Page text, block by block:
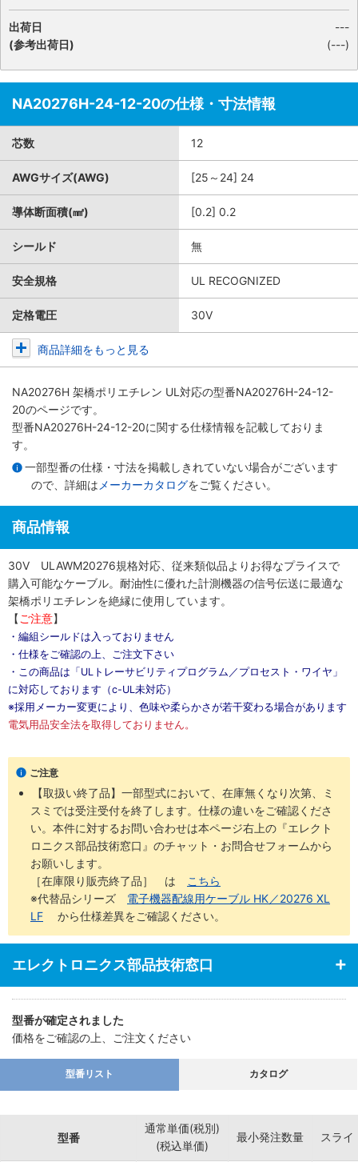
出荷日
(参考出荷日)
---
(---)
NA20276H-24-12-20の仕様・寸法情報
芯数 12
AWGサイズ(AWG) [25～24] 24
導体断面積(㎟) [0.2] 0.2
シールド 無
安全規格 UL RECOGNIZED
定格電圧 30V
商品詳細をもっと見る
NA20276H 架橋ポリエチレン UL対応の型番NA20276H-24-12-
20のページです。
型番NA20276H-24-12-20に関する仕様情報を記載しておりま
す。
一部型番の仕様・寸法を掲載しきれていない場合がございます
ので、詳細は メーカーカタログをご覧ください。
商品情報
30V ULAWM20276規格対応、従来類似品よりお得なプライスで
購入可能なケーブル。耐油性に優れた計測機器の信号伝送に最適な
架橋ポリエチレンを絶縁に使用しています。
【 ご注意】
・編組シールドは入っておりません
・仕様をご確認の上、ご注文下さい
・この商品は「ULトレーサビリティプログラム／プロセスト・ワイヤ」
に対応しております（c-UL未対応）
※採用メーカー変更により、色味や柔らかさが若干変わる場合があります
電気用品安全法を取得しておりません。
ご注意
【取扱い終了品】一部型式において、在庫無くなり次第、ミ
スミでは受注受付を終了します。仕様の違いをご確認くださ
い。本件に対するお問い合わせは本ページ右上の『エレクト
ロニクス部品技術窓口』のチャット・お問合せフォームから
お願いします。
［在庫限り販売終了品］ は
こちら
※代替品シリーズ 電子機器配線用ケーブル HK／20276 XL
LF から仕様差異をご確認ください。
エレクトロニクス部品技術窓口
型番が確定されました
価格をご確認の上、ご注文ください
型番リスト カタログ
型番
通常単価(税別)
(税込単価)
最小発注数量 スライ